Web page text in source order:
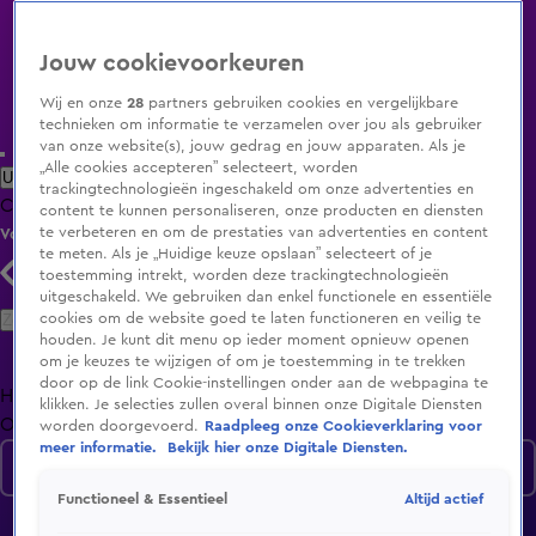
Uitzending Gemist Populaire programma's Zenders Genres
ClipsFilmsRadioSmart TV inlogShop
Volg KIJK
Zoeken
HomeUitzending Gemist Programma's De Bondgenoten
OranjezomerLivestreamsShop
Jouw cookievoorkeuren
Wij en onze28 partners gebruiken cookies en vergelijkbare
technieken om informatie te verzamelen over jou als gebruiker
van onze website(s), jouw gedrag en jouw apparaten. Als je
„Alle cookies accepteren” selecteert, worden
trackingtechnologieën ingeschakeld om onze advertenties en
content te kunnen personaliseren, onze producten en diensten
te verbeteren en om de prestaties van advertenties en content
te meten. Als je „Huidige keuze opslaan” selecteert of je
toestemming intrekt, worden deze trackingtechnologieën
uitgeschakeld. We gebruiken dan enkel functionele en essentiële
cookies om de website goed te laten functioneren en veilig te
houden. Je kunt dit menu op ieder moment opnieuw openen
om je keuzes te wijzigen of om je toestemming in te trekken
door op de link Cookie-instellingen onder aan de webpagina te
klikken. Je selecties zullen overal binnen onze Digitale Diensten
worden doorgevoerd.
Raadpleeg onze Cookieverklaring voor
meer informatie.
Bekijk hier onze Digitale Diensten.
Functioneel & Essentieel Altijd actief